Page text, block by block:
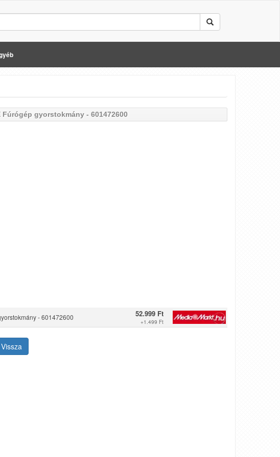
Fúrógép gyorstokmány - 601472600
- 601472600 52.999 Ft
+1.499 Ft
Vissza